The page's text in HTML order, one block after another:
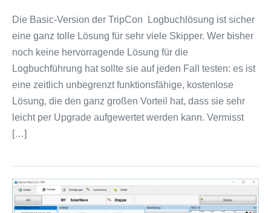
Die Basic-Version der TripCon Logbuchlösung ist sicher
eine ganz tolle Lösung für sehr viele Skipper. Wer bisher
noch keine hervorragende Lösung für die
Logbuchführung hat sollte sie auf jeden Fall testen: es ist
eine zeitlich unbegrenzt funktionsfähige, kostenlose
Lösung, die den ganz großen Vorteil hat, dass sie sehr
leicht per Upgrade aufgewertet werden kann. Vermisst
[…]
TripCon
in